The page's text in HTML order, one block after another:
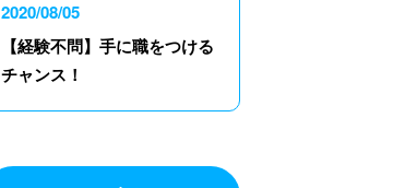
2020/08/05
【経験不問】手に職をつける
チャンス！